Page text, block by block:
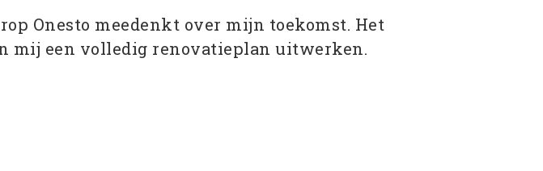
Onesto meedenkt over mijn toekomst. Het
mij een volledig renovatieplan uitwerken.